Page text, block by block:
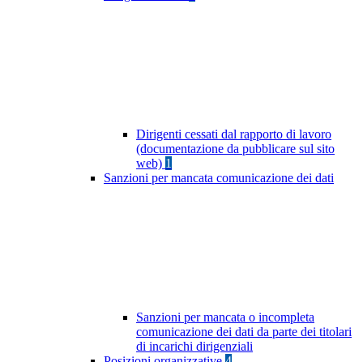
Dirigenti cessati dal rapporto di lavoro
(documentazione da pubblicare sul sito
web) 1
Sanzioni per mancata comunicazione dei dati
Sanzioni per mancata o incompleta
comunicazione dei dati da parte dei titolari
di incarichi dirigenziali